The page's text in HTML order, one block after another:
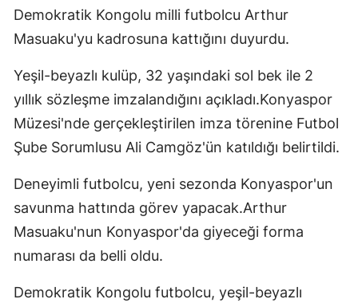
Demokratik Kongolu milli futbolcu Arthur
Masuaku'yu kadrosuna kattığını duyurdu.
Yeşil-beyazlı kulüp, 32 yaşındaki sol bek ile 2
yıllık sözleşme imzalandığını açıkladı.Konyaspor
Müzesi'nde gerçekleştirilen imza törenine Futbol
Şube Sorumlusu Ali Camgöz'ün katıldığı belirtildi.
Deneyimli futbolcu, yeni sezonda Konyaspor'un
savunma hattında görev yapacak.Arthur
Masuaku'nun Konyaspor'da giyeceği forma
numarası da belli oldu.
Demokratik Kongolu futbolcu, yeşil-beyazlı